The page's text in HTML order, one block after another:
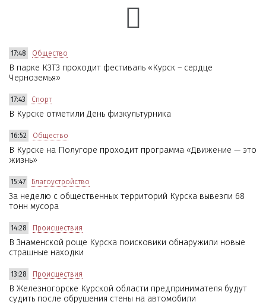
17:48 Общество
В парке КЗТЗ проходит фестиваль «Курск – сердце
Черноземья»
17:43 Спорт
В Курске отметили День физкультурника
16:52 Общество
В Курске на Полугоре проходит программа «Движение — это
жизнь»
15:47 Благоустройство
За неделю с общественных территорий Курска вывезли 68
тонн мусора
14:28 Происшествия
В Знаменской роще Курска поисковики обнаружили новые
страшные находки
13:28 Происшествия
В Железногорске Курской области предпринимателя будут
судить после обрушения стены на автомобили